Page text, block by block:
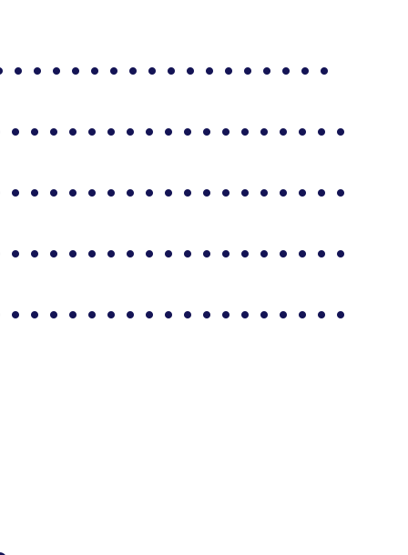
. . . . . . . . . . . . . .
. . . . . . . . . . . . . . . . .
. . . . . . . . . . . . . . . . .
. . . . . . . . . . . . . . . . .
. . . . . . . . . . . . . . . . .